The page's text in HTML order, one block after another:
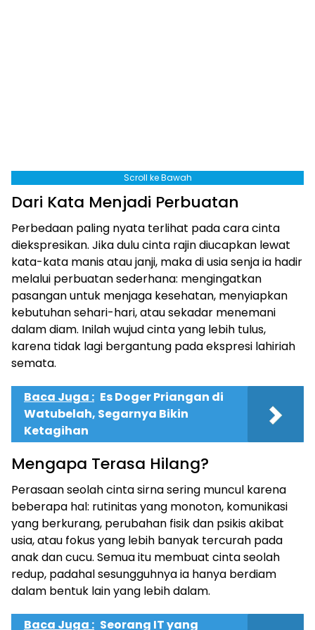
Scroll ke Bawah
Dari Kata Menjadi Perbuatan
Perbedaan paling nyata terlihat pada cara cinta
diekspresikan. Jika dulu cinta rajin diucapkan lewat
kata-kata manis atau janji, maka di usia senja ia hadir
melalui perbuatan sederhana: mengingatkan
pasangan untuk menjaga kesehatan, menyiapkan
kebutuhan sehari-hari, atau sekadar menemani
dalam diam. Inilah wujud cinta yang lebih tulus,
karena tidak lagi bergantung pada ekspresi lahiriah
semata.
Baca Juga : Es Doger Priangan di
Watubelah, Segarnya Bikin
Ketagihan
Mengapa Terasa Hilang?
Perasaan seolah cinta sirna sering muncul karena
beberapa hal: rutinitas yang monoton, komunikasi
yang berkurang, perubahan fisik dan psikis akibat
usia, atau fokus yang lebih banyak tercurah pada
anak dan cucu. Semua itu membuat cinta seolah
redup, padahal sesungguhnya ia hanya berdiam
dalam bentuk lain yang lebih dalam.
Baca Juga : Seorang IT yang